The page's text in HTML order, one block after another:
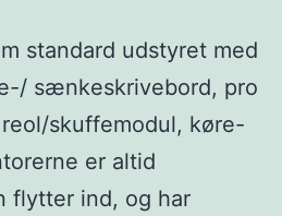
standard udstyret med
sænkeskrivebord, pro
skuffemodul, køre-
er altid
flytter ind, og har